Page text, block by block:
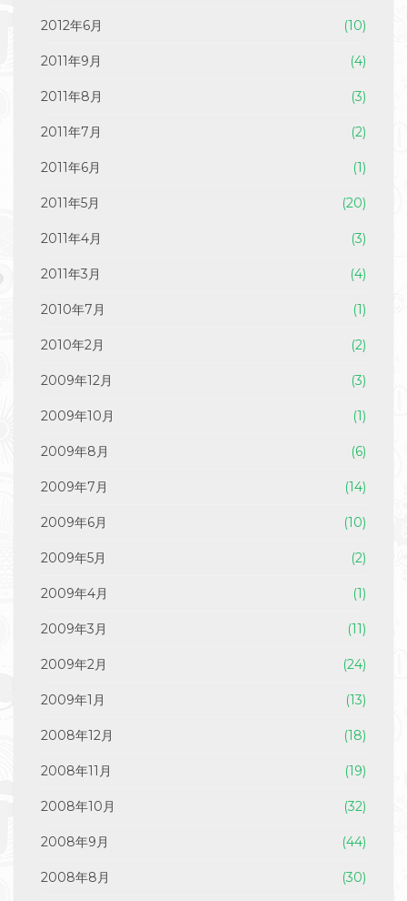
2012年6月 (10)
2011年9月 (4)
2011年8月 (3)
2011年7月 (2)
2011年6月 (1)
2011年5月 (20)
2011年4月 (3)
2011年3月 (4)
2010年7月 (1)
2010年2月 (2)
2009年12月 (3)
2009年10月 (1)
2009年8月 (6)
2009年7月 (14)
2009年6月 (10)
2009年5月 (2)
2009年4月 (1)
2009年3月 (11)
2009年2月 (24)
2009年1月 (13)
2008年12月 (18)
2008年11月 (19)
2008年10月 (32)
2008年9月 (44)
2008年8月 (30)